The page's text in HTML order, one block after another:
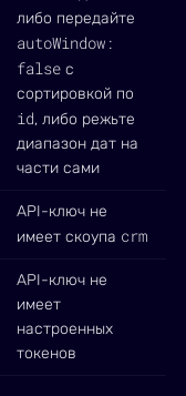
либо передайте
autoWindow:
false с
сортировкой по
id, либо режьте
диапазон дат на
части сами
API-ключ не
имеет скоупа crm
API-ключ не
имеет
настроенных
токенов